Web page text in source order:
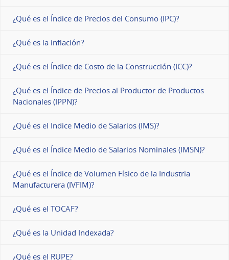
¿Qué es el Índice de Precios del Consumo (IPC)?
¿Qué es la inflación?
¿Qué es el Índice de Costo de la Construcción (ICC)?
¿Qué es el Índice de Precios al Productor de Productos
Nacionales (IPPN)?
¿Qué es el Indice Medio de Salarios (IMS)?
¿Qué es el Índice Medio de Salarios Nominales (IMSN)?
¿Qué es el Índice de Volumen Físico de la Industria
Manufacturera (IVFIM)?
¿Qué es el TOCAF?
¿Qué es la Unidad Indexada?
¿Qué es el RUPE?